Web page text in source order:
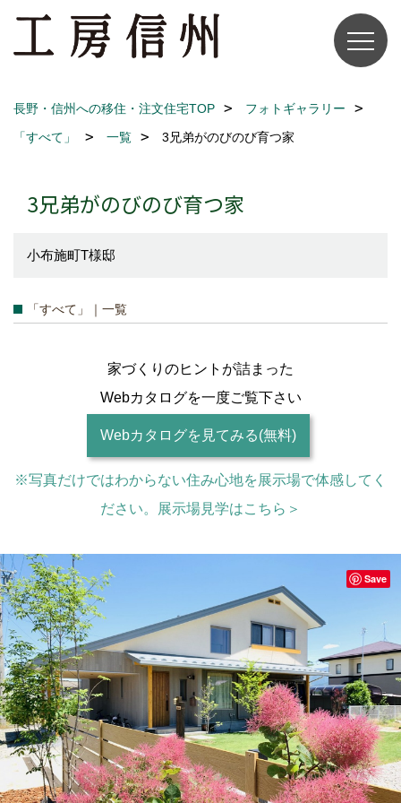
長野・信州への移住・注文住宅TOP
フォトギャラリー
「すべて」
一覧 3兄弟がのびのび育つ家
3兄弟がのびのび育つ家
小布施町T様邸
「すべて」｜一覧
家づくりのヒントが詰まった
Webカタログを一度ご覧下さい
Webカタログを見てみる(無料)
※写真だけではわからない住み心地を展示場で体感してく
ださい。展示場見学はこちら＞
Save